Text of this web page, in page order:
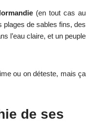
(en tout cas au
plages de sables fins, des
l’eau claire, et un peuple
ou on déteste, mais ça
de ses